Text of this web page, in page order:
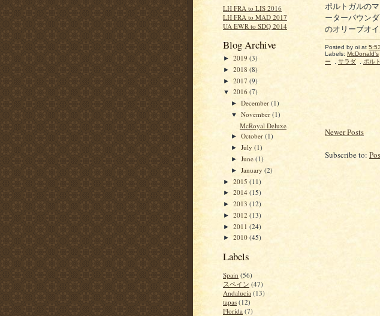
LH FRA to LIS 2016
LH FRA to MAD 2017
UA EWR to SDQ 2014
Blog Archive
► 2019 (3)
► 2018 (8)
► 2017 (9)
▼ 2016 (7)
►December(1)
▼November(1)
McRoyal Deluxe
►October(1)
►July(1)
►June(1)
►January(2)
► 2015 (11)
► 2014 (15)
► 2013 (12)
► 2012 (13)
► 2011 (24)
► 2010 (45)
Labels
Spain (56)
スペイン (47)
Andalucia (13)
tapas (12)
Florida (7)
ポルトガルの
ーターパウン
のオリーブオイ
Posted by oi at
Labels: McDonald's
ー
サラダ ポル
Newer Posts
Subscribe to: